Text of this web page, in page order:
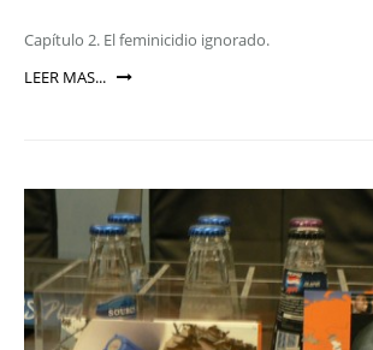
Capítulo 2. El feminicidio ignorado.
LEER MAS...